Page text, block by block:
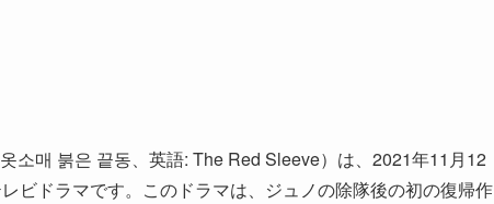
소매 붉은 끝동、英語: The Red Sleeve）は、2021年11月12
ビドラマです。このドラマは、ジュノの除隊後の初の復帰作